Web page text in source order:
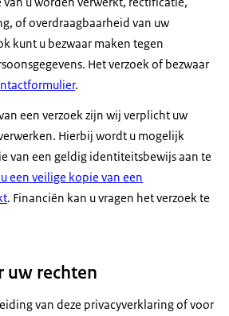
of overdraagbaarheid van uw
kunt u bezwaar maken tegen
Het verzoek of bezwaar
.
een verzoek zijn wij verplicht uw
Hierbij wordt u mogelijk
van een geldig identiteitsbewijs aan te
een veilige kopie van een
. Financiën kan u vragen het verzoek te
uw rechten
van deze privacyverklaring of voor